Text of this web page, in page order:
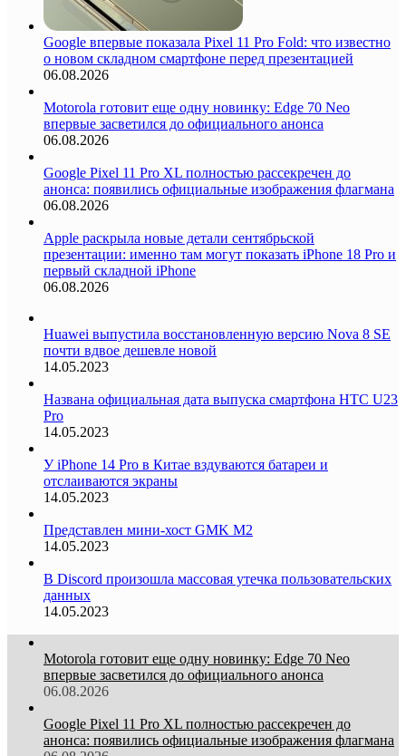
Google впервые показала Pixel 11 Pro Fold: что известно
о новом складном смартфоне перед презентацией
06.08.2026
Motorola готовит еще одну новинку: Edge 70 Neo
впервые засветился до официального анонса
06.08.2026
Google Pixel 11 Pro XL полностью рассекречен до
анонса: появились официальные изображения флагмана
06.08.2026
Apple раскрыла новые детали сентябрьской
презентации: именно там могут показать iPhone 18 Pro и
первый складной iPhone
06.08.2026
Huawei выпустила восстановленную версию Nova 8 SE
почти вдвое дешевле новой
14.05.2023
Названа официальная дата выпуска смартфона HTC U23
Pro
14.05.2023
У iPhone 14 Pro в Китае вздуваются батареи и
отслаиваются экраны
14.05.2023
Представлен мини-хост GMK M2
14.05.2023
В Discord произошла массовая утечка пользовательских
данных
14.05.2023
Motorola готовит еще одну новинку: Edge 70 Neo
впервые засветился до официального анонса
06.08.2026
Google Pixel 11 Pro XL полностью рассекречен до
анонса: появились официальные изображения флагмана